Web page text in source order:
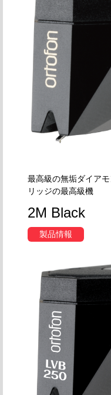
最高級の無垢ダイア
リッジの最高級機
2M Black
製品情報